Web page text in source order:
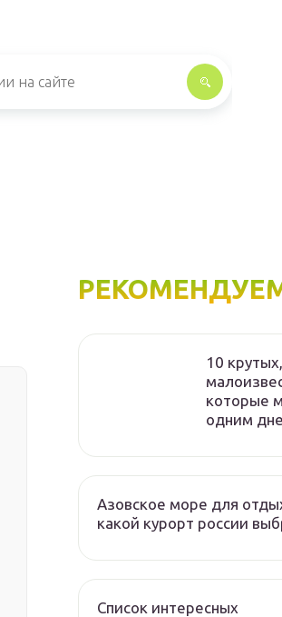
10
которые
одним
Азовское море для
какой курорт россии
Список интересных